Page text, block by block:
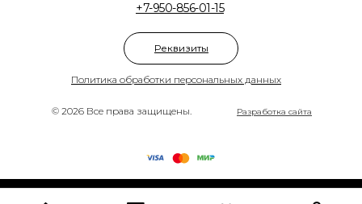
© 2026 Все права защищены.
Политика обработки персональных данных
+7-950-856-01-15
Разработка сайта
Реквизиты